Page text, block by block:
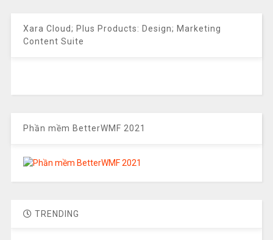
Xara Cloud; Plus Products: Design; Marketing
Content Suite
Phần mềm BetterWMF 2021
TRENDING